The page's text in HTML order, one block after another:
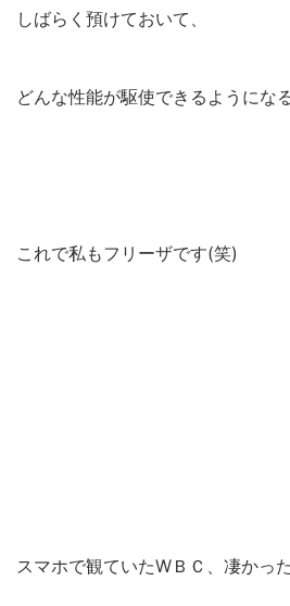
しばらく預けておいて、
どんな性能が駆使できるようにな
これで私もフリーザです(笑)
スマホで観ていたWＢＣ、凄かっ